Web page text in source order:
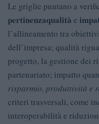
Le griglie puntano a
pertinenzaqualità e
l’allineamento tra
dell’impresa; qualità
progetto, la gestione dei
partenariato; impatto
risparmio, produttività e
criteri trasversali, come
interoperabilità e